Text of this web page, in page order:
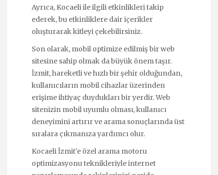
Ayrıca, Kocaeli ile ilgili etkinlikleri takip
ederek, bu etkinliklere dair içerikler
oluşturarak kitleyi çekebilirsiniz.
Son olarak, mobil optimize edilmiş bir web
sitesine sahip olmak da büyük önem taşır.
İzmit, hareketli ve hızlı bir şehir olduğundan,
kullanıcıların mobil cihazlar üzerinden
erişime ihtiyaç duydukları bir yerdir. Web
sitenizin mobil uyumlu olması, kullanıcı
deneyimini artırır ve arama sonuçlarında üst
sıralara çıkmanıza yardımcı olur.
Kocaeli İzmit'e özel arama motoru
optimizasyonu teknikleriyle internet